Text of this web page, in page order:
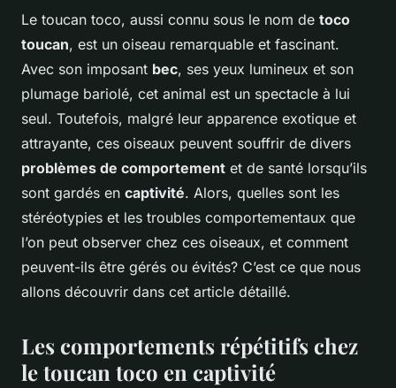
Le toucan toco, aussi connu sous le nom de toco
toucan, est un oiseau remarquable et fascinant.
Avec son imposant bec, ses yeux lumineux et son
plumage bariolé, cet animal est un spectacle à lui
seul. Toutefois, malgré leur apparence exotique et
attrayante, ces oiseaux peuvent souffrir de divers
problèmes de comportement et de santé lorsqu’ils
sont gardés en captivité. Alors, quelles sont les
stéréotypies et les troubles comportementaux que
l’on peut observer chez ces oiseaux, et comment
peuvent-ils être gérés ou évités? C’est ce que nous
allons découvrir dans cet article détaillé.
Les comportements répétitifs chez
le toucan toco en captivité